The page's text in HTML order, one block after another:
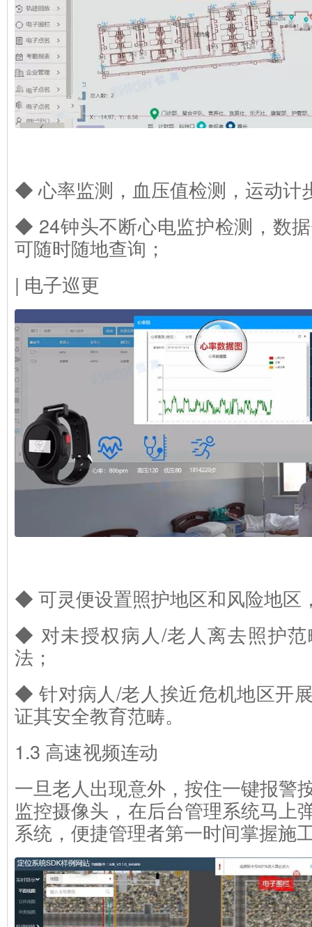
◆ 心率监测，血压值检测，运动计
◆ 24钟头不断心电监护检测，数
可随时随地查询；
| 电子巡更
◆ 可灵便设置照护地区和风险地区
◆ 对未授权病人/老人离去照护
法；
◆ 针对病人/老人挨近危机地区开
证其安全教育范畴。
1.3 高速视频连动
一旦老人出现意外，按住一键报警
监控摄像头，在后台管理系统马上
系统，便捷管理者第一时间掌握施